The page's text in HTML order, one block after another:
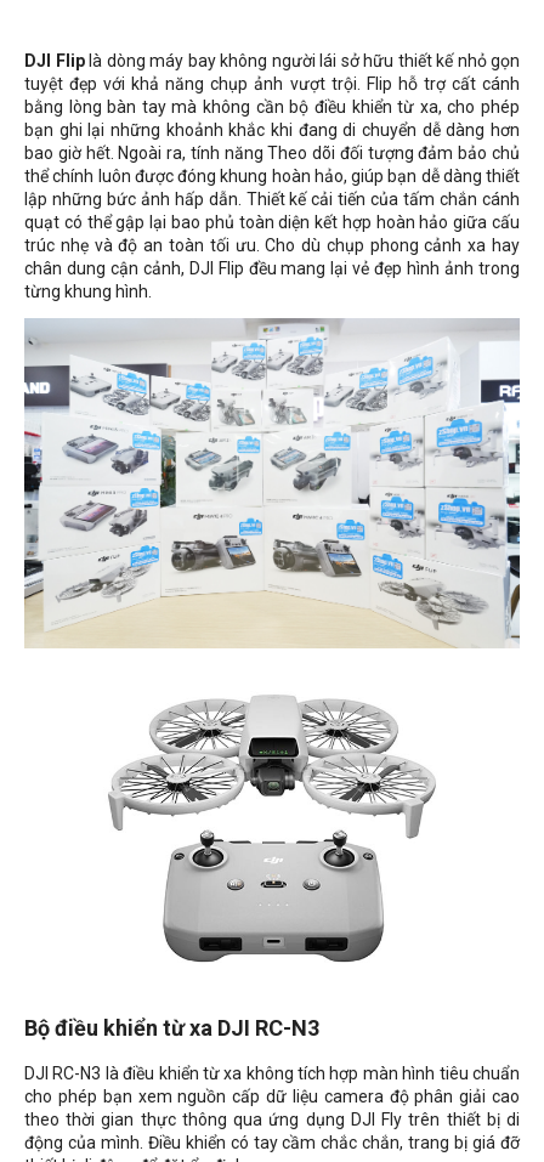
DJI Fliplà dòng máy bay không người lái sở hữu thiết kế nhỏ gọn
tuyệt đẹp với khả năng chụp ảnh vượt trội. Flip hỗ trợ cất cánh
bằng lòng bàn tay mà không cần bộ điều khiển từ xa, cho phép
bạn ghi lại những khoảnh khắc khi đang di chuyển dễ dàng hơn
bao giờ hết. Ngoài ra, tính năng Theo dõi đối tượng đảm bảo chủ
thể chính luôn được đóng khung hoàn hảo, giúp bạn dễ dàng thiết
lập những bức ảnh hấp dẫn. Thiết kế cải tiến của tấm chắn cánh
quạt có thể gập lại bao phủ toàn diện kết hợp hoàn hảo giữa cấu
trúc nhẹ và độ an toàn tối ưu. Cho dù chụp phong cảnh xa hay
chân dung cận cảnh, DJI Flip đều mang lại vẻ đẹp hình ảnh trong
từng khung hình.
Bộ điều khiển từ xa DJI RC-N3
DJI RC-N3 là điều khiển từ xa không tích hợp màn hình tiêu chuẩn
cho phép bạn xem nguồn cấp dữ liệu camera độ phân giải cao
theo thời gian thực thông qua ứng dụng DJI Fly trên thiết bị di
động của mình. Điều khiển có tay cầm chắc chắn, trang bị giá đỡ